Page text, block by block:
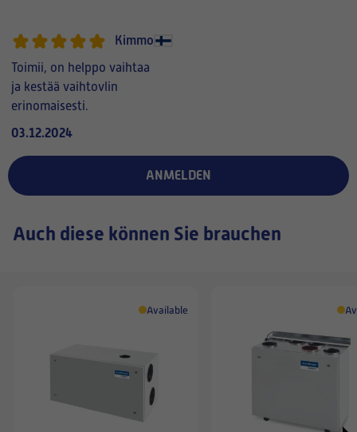
Kimmo
Toimii, on helppo vaihtaa
ja kestää vaihtovlin
erinomaisesti.
03.12.2024
ANMELDEN
Auch diese können Sie brauchen
Available